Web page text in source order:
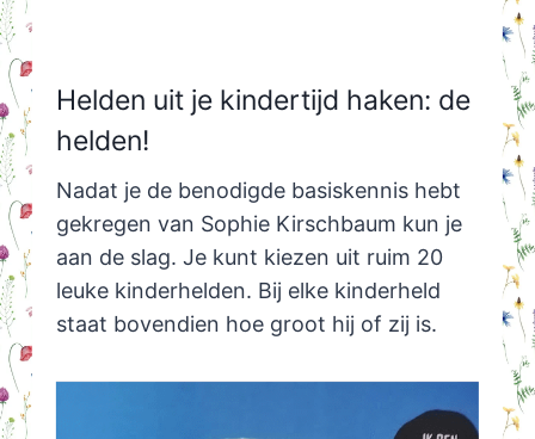
Helden uit je kindertijd haken: de
helden!
Nadat je de benodigde basiskennis hebt
gekregen van Sophie Kirschbaum kun je
aan de slag. Je kunt kiezen uit ruim 20
leuke kinderhelden. Bij elke kinderheld
staat bovendien hoe groot hij of zij is.